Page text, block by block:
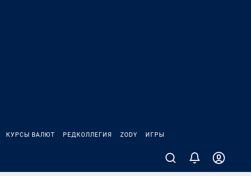
КУРСЫ ВАЛЮТ РЕДКОЛЛЕГИЯ ZODY ИГРЫ